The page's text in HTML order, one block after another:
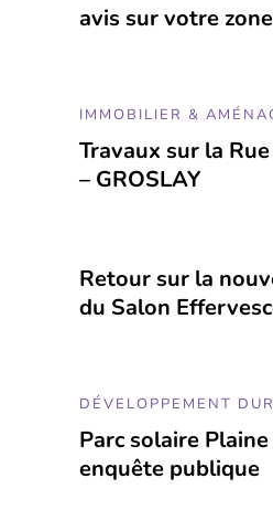
avis sur votre
IMMOBILIER &
Travaux sur la
– GROSLAY
Retour sur la
du Salon
DÉVELOPPEMENT
Parc solaire
enquête publique